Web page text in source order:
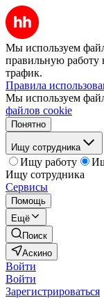
Мы используем
правильную работу
трафик.
Правила
Мы используем
файлов cookie
Понятно
Ищу сотрудника
Ищу работу
Ищу сотрудника
Сервисы
Помощь
Ещё
Поиск
Аскино
Войти
Войти
Зарегистрироваться